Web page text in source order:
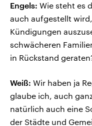
Engels: Wie steht es
auch aufgestellt
Kündigungen
schwächeren
in Rückstand
Weiß: Wir haben ja
glaube ich, auch
natürlich auch eine
der Städte und